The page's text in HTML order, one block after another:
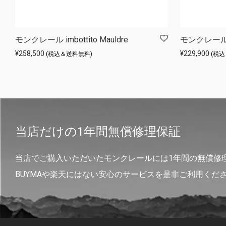
モンクレール imbottito Mauldre
¥258,500 (税込＆送料無料)
モンクレー
¥229,900 (税
当店だけの1年間無償修理保証
当店でご購入いただいたモンクレールには1年間の無償修
BUYMAや楽天にはない安心のサービスを是非ご利用くだ